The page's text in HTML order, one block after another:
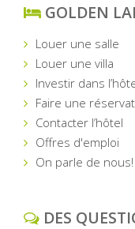
GOLDEN
Louer une salle
Louer une villa
Investir dans
Faire une
Contacter l’hôtel
Offres d'emploi
On parle de nous!
DES